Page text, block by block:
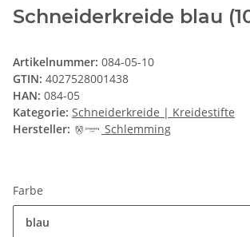
Schneiderkreide blau
Artikelnummer: 084-05-10
GTIN: 4027528001438
HAN: 084-05
Kategorie: Schneiderkreide | Kreidestifte
Hersteller:
Schlemming
Farbe
blau